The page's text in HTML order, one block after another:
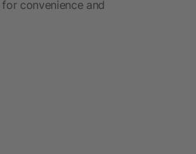
convenience and